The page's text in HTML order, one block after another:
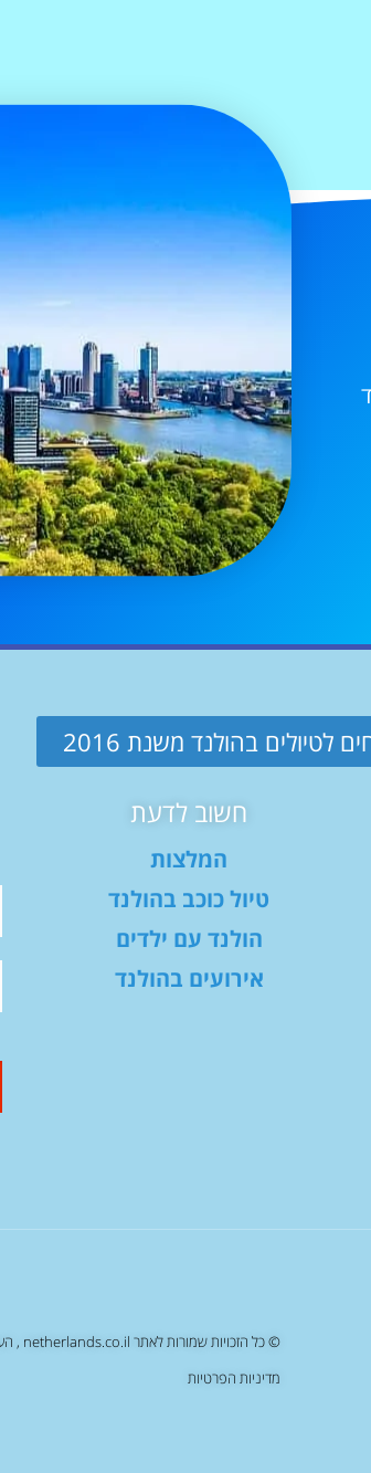
לטיולים בהולנד משנת 2016
חשוב לדעת
המלצות
טיול כוכב בהולנד
הולנד עם ילדים
אירועים בהולנד
© כל הזכויות שמורות לאתר netherlands.co.il , העתקה/שכפול של תוכן האתר יחשב כעבירה על החוק
מדיניות הפרטיות